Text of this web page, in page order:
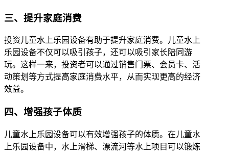
三、提升家庭消费
投资儿童水上乐园设备有助于提升家庭消费。儿童水上
乐园设备不仅可以吸引孩子，还可以吸引家长陪同游
玩。这样一来，投资者可以通过销售门票、会员卡、活
动策划等方式提高家庭消费水平，从而实现更高的经济
效益。
四、增强孩子体质
儿童水上乐园设备可以有效增强孩子的体质。在儿童水
上乐园设备中，水上滑梯、漂流河等水上项目可以锻炼